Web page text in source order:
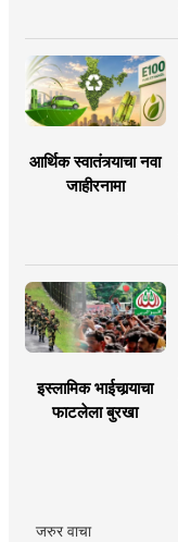
आर्थिक स्वातंत्र्याचा नवा
जाहीरनामा
इस्लामिक भाईचार्‍याचा
फाटलेला बुरखा
जरुर वाचा